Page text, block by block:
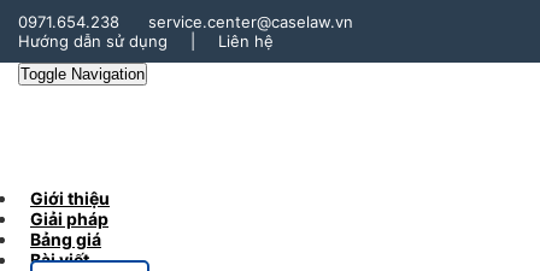
0971.654.238
service.center@caselaw.vn
Hướng dẫn sử dụng
Liên hệ
Toggle Navigation
Giới thiệu
Giải pháp
Bảng giá
Bài viết